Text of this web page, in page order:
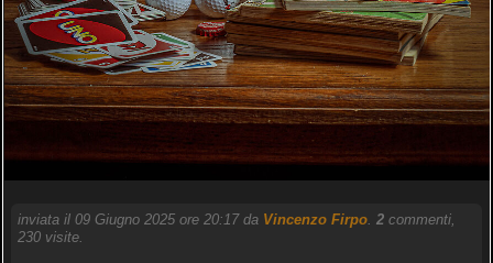
inviata il 09 Giugno 2025 ore 20:17 da Vincenzo Firpo. 2commenti,
230 visite.